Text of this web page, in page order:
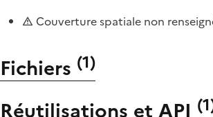
Couverture spatiale non
Fichiers (1)
Réutilisations et API (1